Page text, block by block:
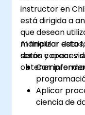
instructor en
está dirigida a
que desean
manipular
datos y crear
obtener
Al finalizar esta
serán capaces
Aplicar
ciencia de